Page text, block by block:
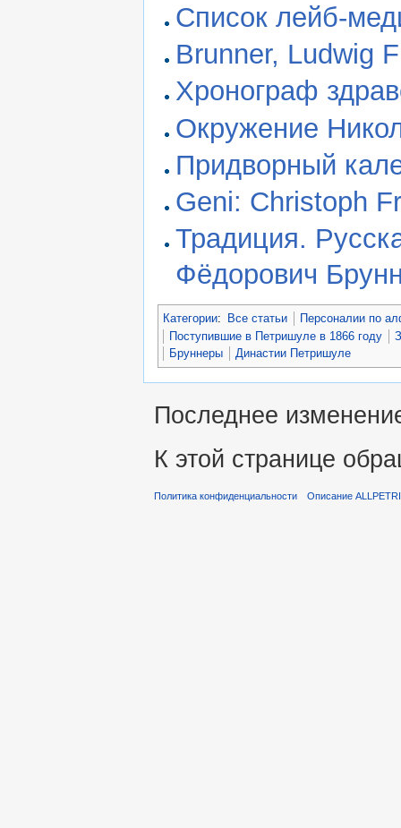
Список лейб-
Brunner, Ludwig
Хронограф
Окружение
Придворный
Geni: Christoph
Традиция.
Фёдорович
Категории: Все статьи
Персоналии по
Поступившие в Петришуле в 1866 году
Бруннеры
Династии Петришуле
Последнее
К этой странице
Политика конфиденциальности Описание